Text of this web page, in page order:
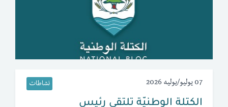
07 يوليو/يوليه 2026 نشاطات
الكتلة الوطنيّة تلتقي رئيس